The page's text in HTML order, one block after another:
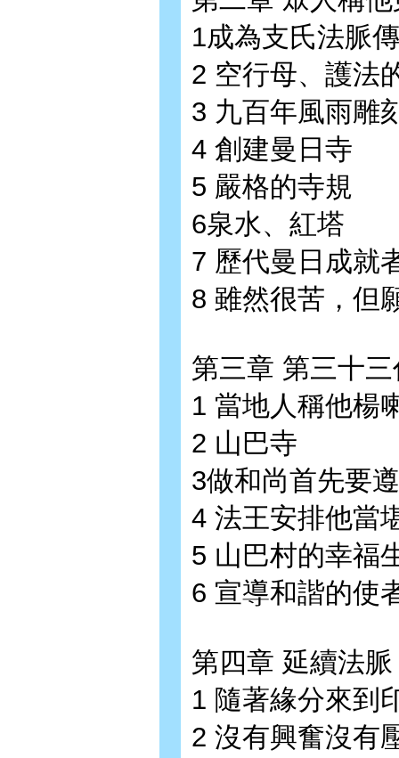
1成為支氏法脈
2 空行母、護法
3 九百年風雨雕
4 創建曼日寺
5 嚴格的寺規
6泉水、紅塔
7 歷代曼日成就
8 雖然很苦，但
第三章 第三十
1 當地人稱他楊
2 山巴寺
3做和尚首先要
4 法王安排他當
5 山巴村的幸福
6 宣導和諧的使
第四章 延續法
1 隨著緣分來到
2 沒有興奮沒有